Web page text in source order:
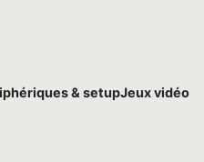
& setupJeux vidéo